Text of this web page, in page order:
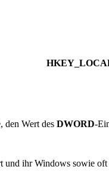
den Wert des DWORD-
ihr Windows sowie